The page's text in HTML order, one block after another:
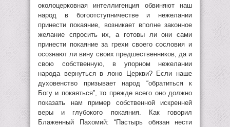
околоцерковная интеллигенция обвиняют наш
народ в богоотступничестве и нежелании
принести покаяние, возникает вполне законное
желание спросить их, а готовы ли они сами
принести покаяние за грехи своего сословия и
осознают ли вину своих предшественников, да и
свою собственную, в упорном нежелании
народа вернуться в лоно Церкви? Если наше
духовенство призывает народ “обратиться к
Богу и покаяться”, то прежде всего оно должно
показать нам пример собственной искренней
веры и глубокого покаяния. Как говорил
Блаженный Пахомий: “Пастырь обязан нести